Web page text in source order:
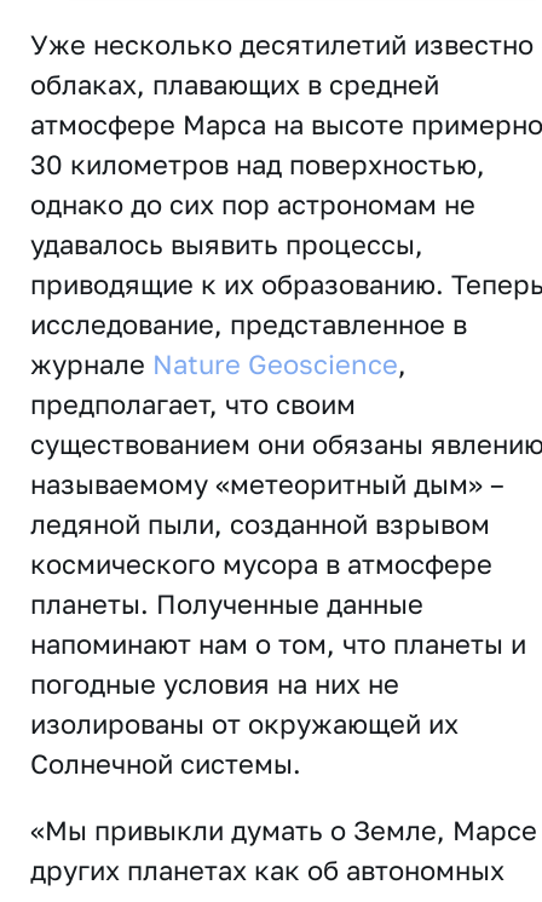
Уже несколько десятилетий известно
облаках, плавающих в средней
атмосфере Марса на высоте примерно
30 километров над поверхностью,
однако до сих пор астрономам не
удавалось выявить процессы,
приводящие к их образованию.
исследование, представленное в
журнале Nature Geoscience,
предполагает, что своим
существованием они обязаны
называемому «метеоритный дым» –
ледяной пыли, созданной взрывом
космического мусора в атмосфере
планеты. Полученные данные
напоминают нам о том, что планеты и
погодные условия на них не
изолированы от окружающей их
Солнечной системы.
«Мы привыкли думать о Земле, Марсе
других планетах как об автономных